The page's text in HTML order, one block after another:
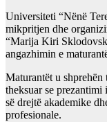
Universiteti “Nënë
mikpritjen dhe
“Marija Kiri
angazhimin e
Maturantët u
theksuar se
së drejtë akademike
profesionale.